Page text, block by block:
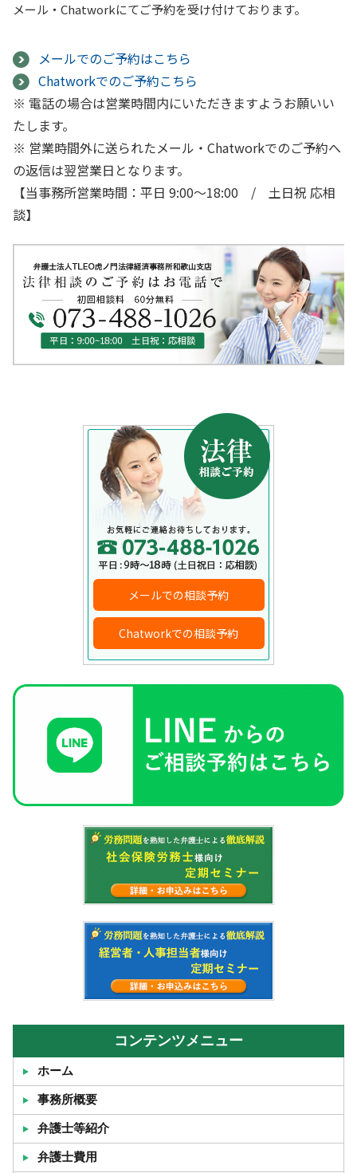
メール・Chatworkにてご予約を受け付けております。
メールでのご予約はこちら
Chatworkでのご予約こちら
※ 電話の場合は営業時間内にいただきますようお願いい
たします。
※ 営業時間外に送られたメール・Chatworkでのご予約へ
の返信は翌営業日となります。
【当事務所営業時間：平日 9:00～18:00 / 土日祝 応相
談】
メールでの相談予約
Chatworkでの相談予約
コンテンツメニュー
ホーム
事務所概要
弁護士等紹介
弁護士費用